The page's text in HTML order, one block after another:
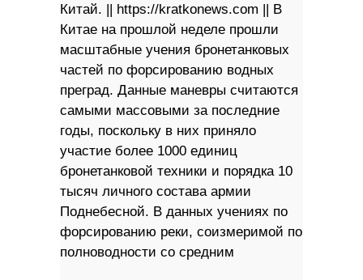
Китай. || https://kratkonews.com || В
Китае на прошлой неделе прошли
масштабные учения бронетанковых
частей по форсированию водных
преград. Данные маневры считаются
самыми массовыми за последние
годы, поскольку в них приняло
участие более 1000 единиц
бронетанковой техники и порядка 10
тысяч личного состава армии
Поднебесной. В данных учениях по
форсированию реки, соизмеримой по
полноводности со средним